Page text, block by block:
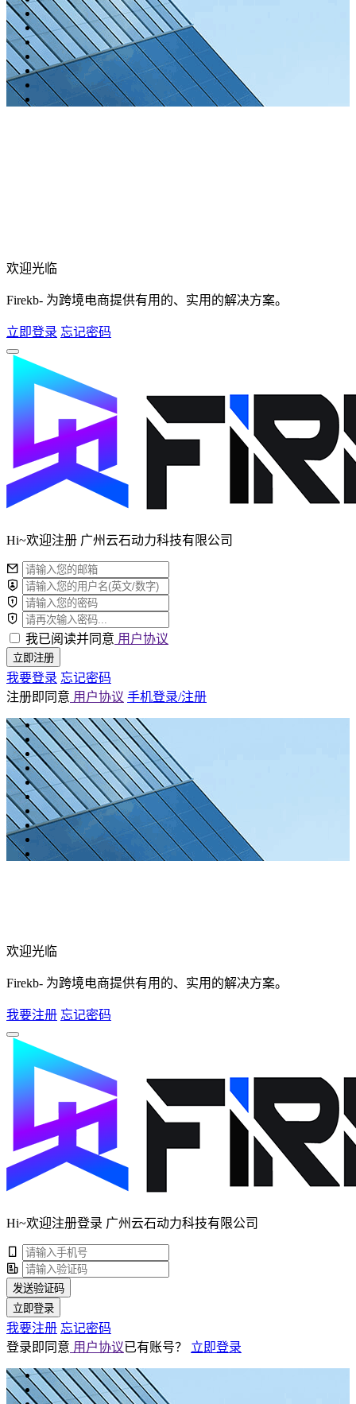
欢迎光临
Firekb- 为跨境电商提供有用的、实用的解决方案。
立即登录 忘记密码
Hi~欢迎注册 广州云石动力科技有限公司
我已阅读并同意 用户协议
立即注册
我要登录 忘记密码
注册即同意 用户协议 手机登录/注册
欢迎光临
Firekb- 为跨境电商提供有用的、实用的解决方案。
我要注册 忘记密码
Hi~欢迎注册登录 广州云石动力科技有限公司
发送验证码
立即登录
我要注册 忘记密码
登录即同意 用户协议已有账号？ 立即登录